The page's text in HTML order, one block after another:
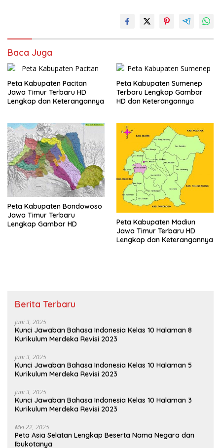
Baca Juga
Peta Kabupaten Pacitan
Jawa Timur Terbaru HD
Lengkap dan Keterangannya
Peta Kabupaten Sumenep
Terbaru Lengkap Gambar
HD dan Keterangannya
Peta Kabupaten Bondowoso
Jawa Timur Terbaru
Lengkap Gambar HD
Peta Kabupaten Madiun
Jawa Timur Terbaru HD
Lengkap dan Keterangannya
Berita Terbaru
Juni 3, 2025
Kunci Jawaban Bahasa Indonesia Kelas 10 Halaman 8
Kurikulum Merdeka Revisi 2023
Juni 3, 2025
Kunci Jawaban Bahasa Indonesia Kelas 10 Halaman 5
Kurikulum Merdeka Revisi 2023
Juni 3, 2025
Kunci Jawaban Bahasa Indonesia Kelas 10 Halaman 3
Kurikulum Merdeka Revisi 2023
Mei 22, 2025
Peta Asia Selatan Lengkap Beserta Nama Negara dan
Ibukotanya